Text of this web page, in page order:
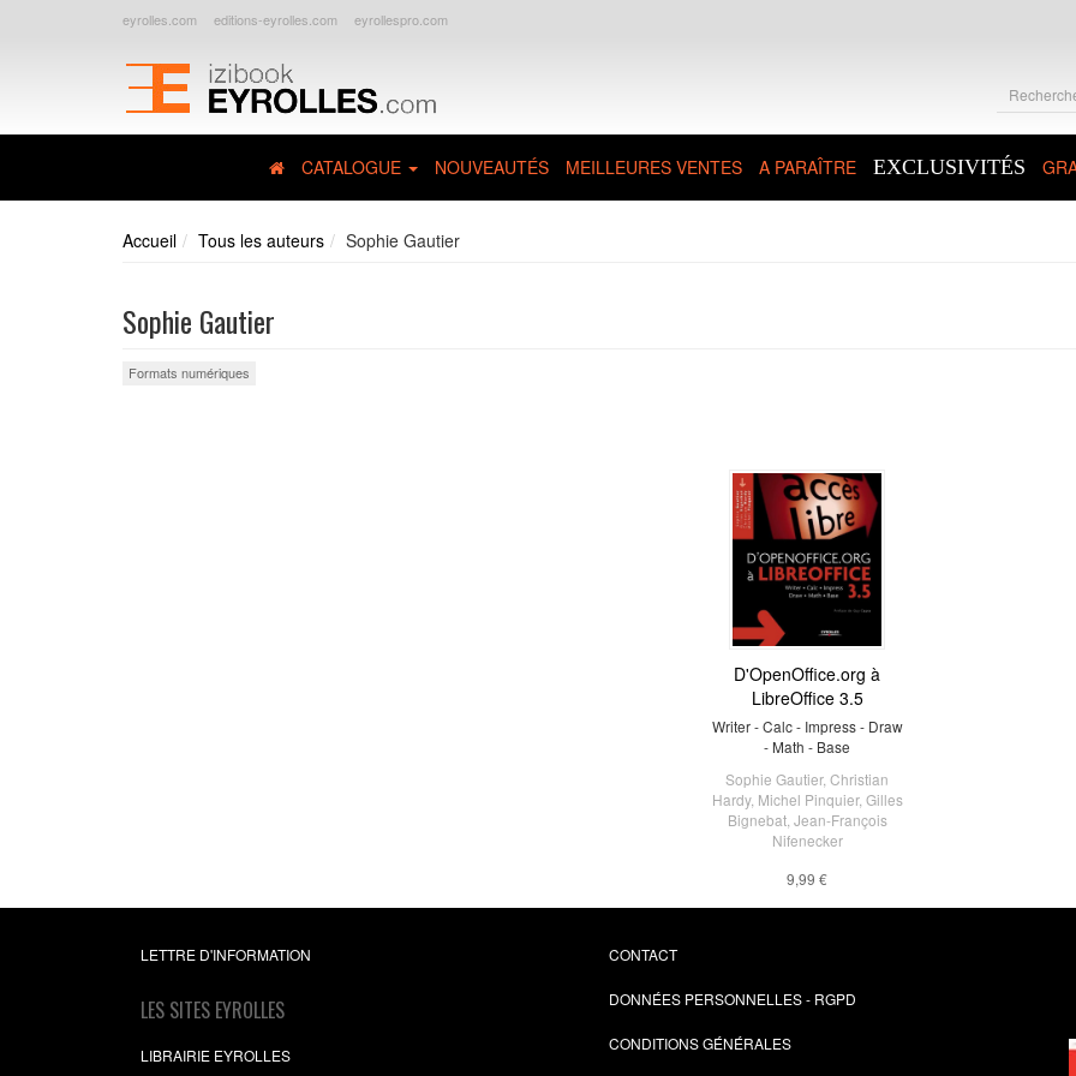
eyrolles.com editions-eyrolles.com eyrollespro.com
CATALOGUE NOUVEAUTÉS MEILLEURES VENTES A PARAÎTRE EXCLUSIVITÉS
Accueil Tous les auteurs Sophie Gautier
Sophie Gautier
Formats numériques
D'OpenOffice.org à
LibreOffice 3.5
Writer - Calc - Impress - Draw
- Math - Base
Sophie Gautier, Christian
Hardy, Michel Pinquier, Gilles
Bignebat, Jean-François
Nifenecker
9,99 €
LETTRE D'INFORMATION
LES SITES EYROLLES
LIBRAIRIE EYROLLES
CONTACT
DONNÉES PERSONNELLES - RGPD
CONDITIONS GÉNÉRALES